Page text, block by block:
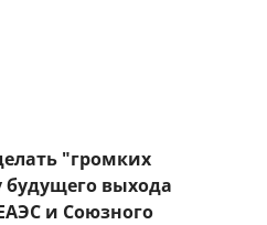
"громких
будущего выхода
и Союзного